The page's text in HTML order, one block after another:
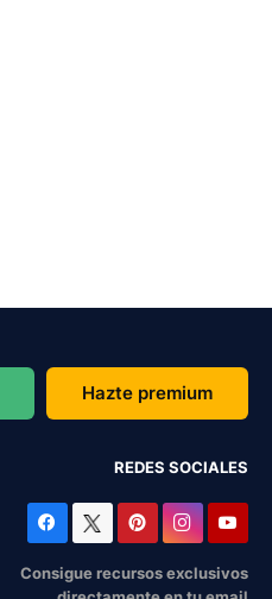
Hazte premium
REDES SOCIALES
Consigue recursos exclusivos